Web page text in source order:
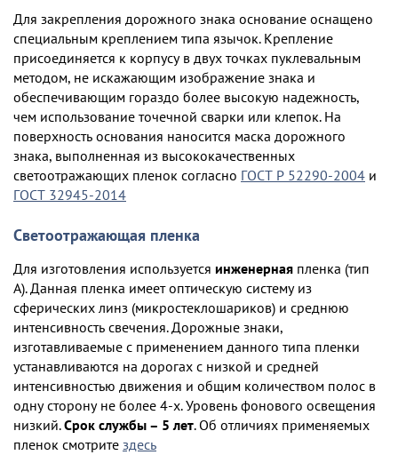
Для закрепления дорожного знака основание оснащено
специальным креплением типа язычок. Крепление
присоединяется к корпусу в двух точках пуклевальным
методом, не искажающим изображение знака и
обеспечивающим гораздо более высокую надежность,
чем использование точечной сварки или клепок. На
поверхность основания наносится маска дорожного
знака, выполненная из высококачественных
светоотражающих пленок согласно ГОСТ Р 52290-2004 и
ГОСТ 32945-2014
Светоотражающая пленка
Для изготовления используется инженерная пленка (тип
А). Данная пленка имеет оптическую систему из
сферических линз (микростеклошариков) и среднюю
интенсивность свечения. Дорожные знаки,
изготавливаемые с применением данного типа пленки
устанавливаются на дорогах с низкой и средней
интенсивностью движения и общим количеством полос в
одну сторону не более 4-х. Уровень фонового освещения
низкий.Срок службы – 5 лет. Об отличиях применяемых
пленок смотрите здесь